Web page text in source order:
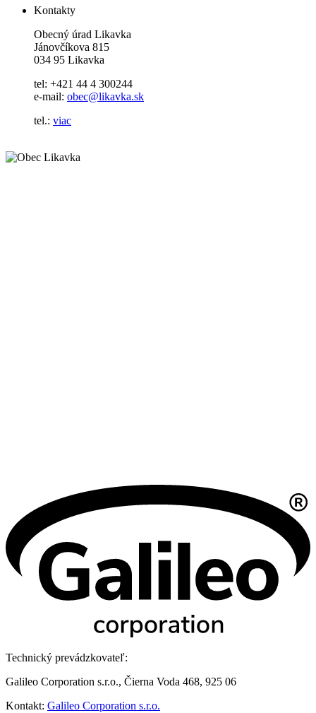
Kontakty
Obecný úrad Likavka
Jánovčíkova 815
034 95 Likavka
tel: +421 44 4 300244
e-mail: obec@likavka.sk
tel.: viac
Technický prevádzkovateľ:
Galileo Corporation s.r.o., Čierna Voda 468, 925 06
Kontakt: Galileo Corporation s.r.o.